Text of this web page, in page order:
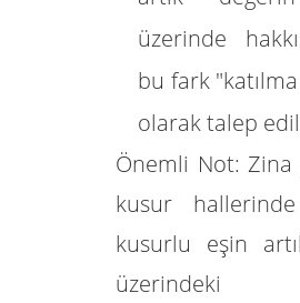
üzerinde
bu fark "katılma
olarak talep
Önemli Not: Zina
kusur
kusurlu eşin
üzerindeki